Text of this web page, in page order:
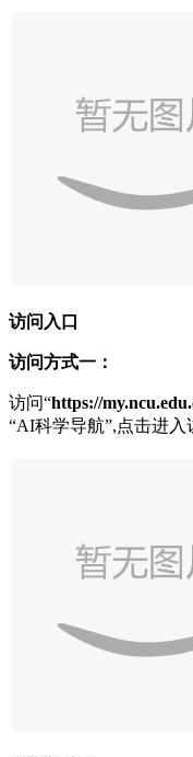
访问入口
访问方式一：
访问“https://
“AI科学导航”,点击进入